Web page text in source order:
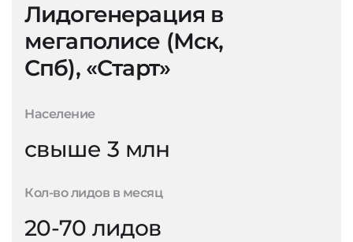
Лидогенерация в
мегаполисе (Мск,
Спб), «Старт»
Население
свыше 3 млн
Кол-во лидов в месяц
20-70 лидов